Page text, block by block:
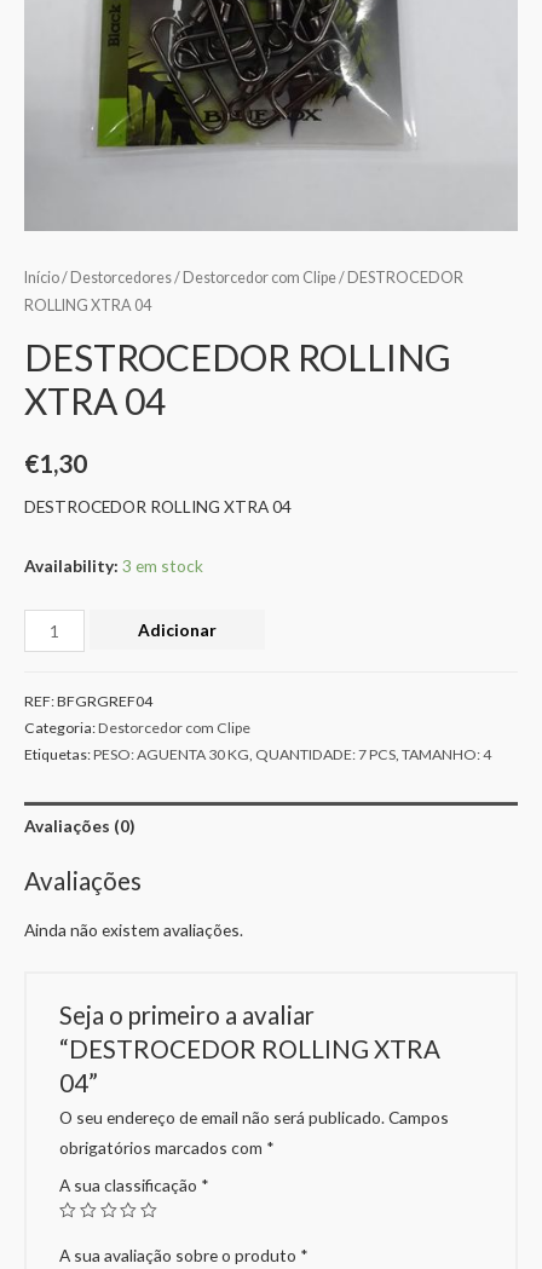
Início/ Destorcedores/ Destorcedor com Clipe/ DESTROCEDOR
ROLLING XTRA 04
DESTROCEDOR ROLLING
XTRA 04
€1,30
DESTROCEDOR ROLLING XTRA 04
Availability: 3 em stock
Adicionar
REF:BFGRGREF04
Categoria:Destorcedor com Clipe
Etiquetas:PESO: AGUENTA 30 KG QUANTIDADE: 7 PCS TAMANHO: 4
Avaliações (0)
Avaliações
Ainda não existem avaliações.
Seja o primeiro a avaliar
“DESTROCEDOR ROLLING XTRA
04”
O seu endereço de email não será publicado. Campos
obrigatórios marcados com *
A sua classificação *
A sua avaliação sobre o produto *